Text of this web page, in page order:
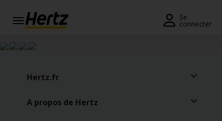
Se
connecter
agences
Hertz.fr
A propos de Hertz